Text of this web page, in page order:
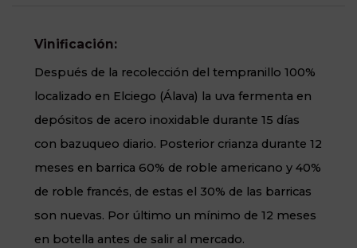
Vinificación:
Después de la recolección del tempranillo 100%
localizado en Elciego (Álava) la uva fermenta en
depósitos de acero inoxidable durante 15 días
con bazuqueo diario. Posterior crianza durante 12
meses en barrica 60% de roble americano y 40%
de roble francés, de estas el 30% de las barricas
son nuevas. Por último un mínimo de 12 meses
en botella antes de salir al mercado.